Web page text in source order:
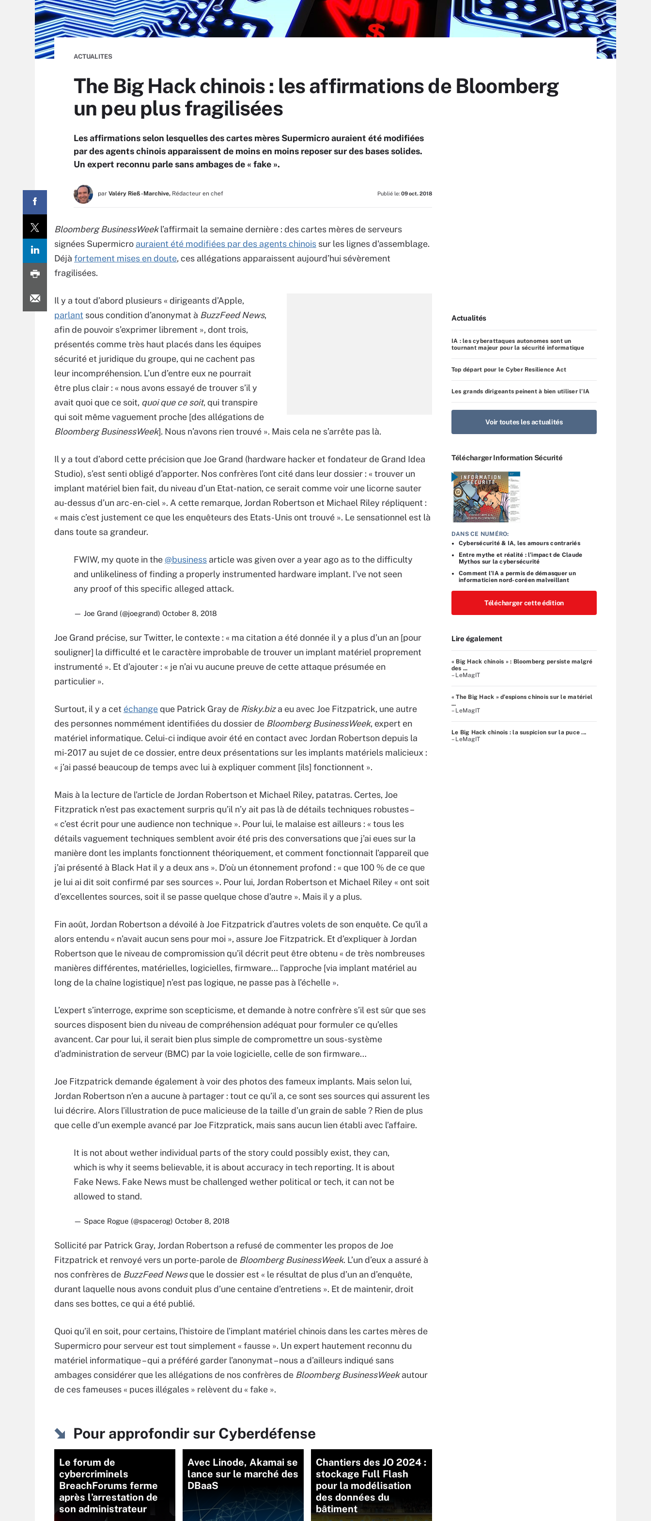
ACTUALITES
The Big Hack chinois : les affirmations de Bloomberg
un peu plus fragilisées
Les affirmations selon lesquelles des cartes mères Supermicro auraient été modifiées
par des agents chinois apparaissent de moins en moins reposer sur des bases solides.
Un expert reconnu parle sans ambages de « fake ».
par Valéry Rieß-Marchive, Rédacteur en chef Publié le: 09 oct. 2018
Bloomberg BusinessWeekl’affirmait la semaine dernière : des cartes mères de serveurs
signées Supermicro auraient été modifiées par des agents chinois sur les lignes d'assemblage.
Déjà fortement mises en doute, ces allégations apparaissent aujourd’hui sévèrement
fragilisées.
Il y a tout d’abord plusieurs « dirigeants d’Apple,
parlant sous condition d’anonymat à BuzzFeed News,
afin de pouvoir s’exprimer librement », dont trois,
présentés comme très haut placés dans les équipes
sécurité et juridique du groupe, qui ne cachent pas
leur incompréhension. L’un d’entre eux ne pourrait
être plus clair : « nous avons essayé de trouver s’il y
avait quoi que ce soit, quoi que ce soit, qui transpire
qui soit même vaguement proche [des allégations de
Bloomberg BusinessWeek]. Nous n’avons rien trouvé ». Mais cela ne s’arrête pas là.
Il y a tout d’abord cette précision que Joe Grand (hardware hacker et fondateur de Grand Idea
Studio), s’est senti obligé d’apporter. Nos confrères l’ont cité dans leur dossier : « trouver un
implant matériel bien fait, du niveau d’un Etat-nation, ce serait comme voir une licorne sauter
au-dessus d’un arc-en-ciel ». A cette remarque, Jordan Robertson et Michael Riley répliquent :
« mais c’est justement ce que les enquêteurs des Etats-Unis ont trouvé ». Le sensationnel est là
dans toute sa grandeur.
FWIW, my quote in the@business article was given over a year ago as to the difficulty
and unlikeliness of finding a properly instrumented hardware implant. I've not seen
any proof of this specific alleged attack.
— Joe Grand (@joegrand) October 8, 2018
Joe Grand précise, sur Twitter, le contexte : « ma citation a été donnée il y a plus d’un an [pour
souligner] la difficulté et le caractère improbable de trouver un implant matériel proprement
instrumenté ». Et d’ajouter : « je n’ai vu aucune preuve de cette attaque présumée en
particulier ».
Surtout, il y a cet échangeque Patrick Gray de Risky.biza eu avec Joe Fitzpatrick, une autre
des personnes nommément identifiées du dossier de Bloomberg BusinessWeek, expert en
matériel informatique. Celui-ci indique avoir été en contact avec Jordan Robertson depuis la
mi-2017 au sujet de ce dossier, entre deux présentations sur les implants matériels malicieux :
« j’ai passé beaucoup de temps avec lui à expliquer comment [ils] fonctionnent ».
Mais à la lecture de l’article de Jordan Robertson et Michael Riley, patatras. Certes, Joe
Fitzpratick n’est pas exactement surpris qu’il n’y ait pas là de détails techniques robustes –
« c’est écrit pour une audience non technique ». Pour lui, le malaise est ailleurs : « tous les
détails vaguement techniques semblent avoir été pris des conversations que j’ai eues sur la
manière dont les implants fonctionnent théoriquement, et comment fonctionnait l’appareil que
j’ai présenté à Black Hat il y a deux ans ». D’où un étonnement profond : « que 100 % de ce que
je lui ai dit soit confirmé par ses sources ». Pour lui, Jordan Robertson et Michael Riley « ont soit
d’excellentes sources, soit il se passe quelque chose d’autre ». Mais il y a plus.
Fin août, Jordan Robertson a dévoilé à Joe Fitzpatrick d’autres volets de son enquête. Ce qu'il a
alors entendu « n’avait aucun sens pour moi », assure Joe Fitzpatrick. Et d’expliquer à Jordan
Robertson que le niveau de compromission qu’il décrit peut être obtenu « de très nombreuses
manières différentes, matérielles, logicielles, firmware… l’approche [via implant matériel au
long de la chaîne logistique] n’est pas logique, ne passe pas à l’échelle ».
L’expert s’interroge, exprime son scepticisme, et demande à notre confrère s’il est sûr que ses
sources disposent bien du niveau de compréhension adéquat pour formuler ce qu’elles
avancent. Car pour lui, il serait bien plus simple de compromettre un sous-système
d’administration de serveur (BMC) par la voie logicielle, celle de son firmware…
Joe Fitzpatrick demande également à voir des photos des fameux implants. Mais selon lui,
Jordan Robertson n’en a aucune à partager : tout ce qu’il a, ce sont ses sources qui assurent les
lui décrire. Alors l’illustration de puce malicieuse de la taille d’un grain de sable ? Rien de plus
que celle d’un exemple avancé par Joe Fitzpratick, mais sans aucun lien établi avec l’affaire.
It is not about wether individual parts of the story could possibly exist, they can,
which is why it seems believable, it is about accuracy in tech reporting. It is about
Fake News. Fake News must be challenged wether political or tech, it can not be
allowed to stand.
— Space Rogue (@spacerog) October 8, 2018
Sollicité par Patrick Gray, Jordan Robertson a refusé de commenter les propos de Joe
Fitzpatrick et renvoyé vers un porte-parole de Bloomberg BusinessWeek. L’un d’eux a assuré à
nos confrères de BuzzFeed Newsque le dossier est « le résultat de plus d’un an d’enquête,
durant laquelle nous avons conduit plus d’une centaine d’entretiens ». Et de maintenir, droit
dans ses bottes, ce qui a été publié.
Quoi qu’il en soit, pour certains, l’histoire de l’implant matériel chinois dans les cartes mères de
Supermicro pour serveur est tout simplement « fausse ». Un expert hautement reconnu du
matériel informatique – qui a préféré garder l’anonymat – nous a d’ailleurs indiqué sans
ambages considérer que les allégations de nos confrères de Bloomberg BusinessWeekautour
de ces fameuses « puces illégales » relèvent du « fake ».
Pour approfondir sur Cyberdéfense
Le forum de
cybercriminels
BreachForums ferme
après l’arrestation de
son administrateur
Avec Linode, Akamai se
lance sur le marché des
DBaaS
Chantiers des JO 2024 :
stockage Full Flash
pour la modélisation
des données du
bâtiment
Actualités
IA : les cyberattaques autonomes sont un
tournant majeur pour la sécurité informatique
Top départ pour le Cyber Resilience Act
Les grands dirigeants peinent à bien utiliser l’IA
Voir toutes les actualités
Télécharger Information Sécurité
DANS CE NUMÉRO:
Cybersécurité & IA, les amours contrariés
Entre mythe et réalité : l’impact de Claude
Mythos sur la cybersécurité
Comment l’IA a permis de démasquer un
informaticien nord-coréen malveillant
Télécharger cette édition
Lire également
« Big Hack chinois » : Bloomberg persiste malgré
des ...
– LeMagIT
« The Big Hack » d’espions chinois sur le matériel
...
– LeMagIT
Le Big Hack chinois : la suspicion sur la puce ...
– LeMagIT